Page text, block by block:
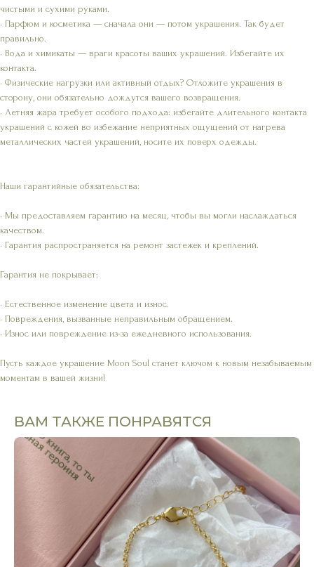
чистыми и сухими руками.
• Парфюм и косметика — сначала они — потом украшения. Так будет
правильно.
• Вода и химикаты — враги красоты ваших украшений. Избегайте их
контакта.
• Физические нагрузки или активный отдых? Отложите украшения в
сторону, они обязательно дождутся вашего возвращения.
• Летняя жара требует особого подхода: избегайте длительного контакта
украшений с кожей во избежание неприятных ощущений от нагрева
металлических частей украшений, носите их поверх одежды.
Наши гарантийные обязательства:
• Мы предоставляем гарантию на месяц, чтобы вы могли наслаждаться
качеством.
• Гарантия распространяется на ремонт застежек и креплений.
Гарантия не покрывает:
• Естественное изменение цвета и износ.
• Повреждения, вызванные неправильным обращением.
• Износ или повреждение из-за ежедневного использования.
Пусть каждое украшение Moon Soul станет ключом к новым незабываемым
моментам в вашей жизни!
ВАМ ТАКЖЕ ПОНРАВЯТСЯ